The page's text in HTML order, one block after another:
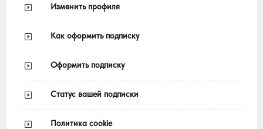
Изменить профиля
Как оформить подписку
Оформить подписку
Статус вашей подписки
Политика cookie